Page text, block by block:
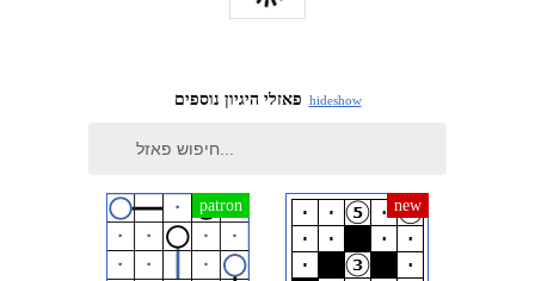
פאזלי היגיון נוספים hideshow